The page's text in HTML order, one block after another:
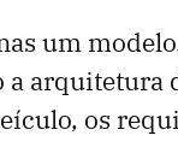
um
a arquitetura
os